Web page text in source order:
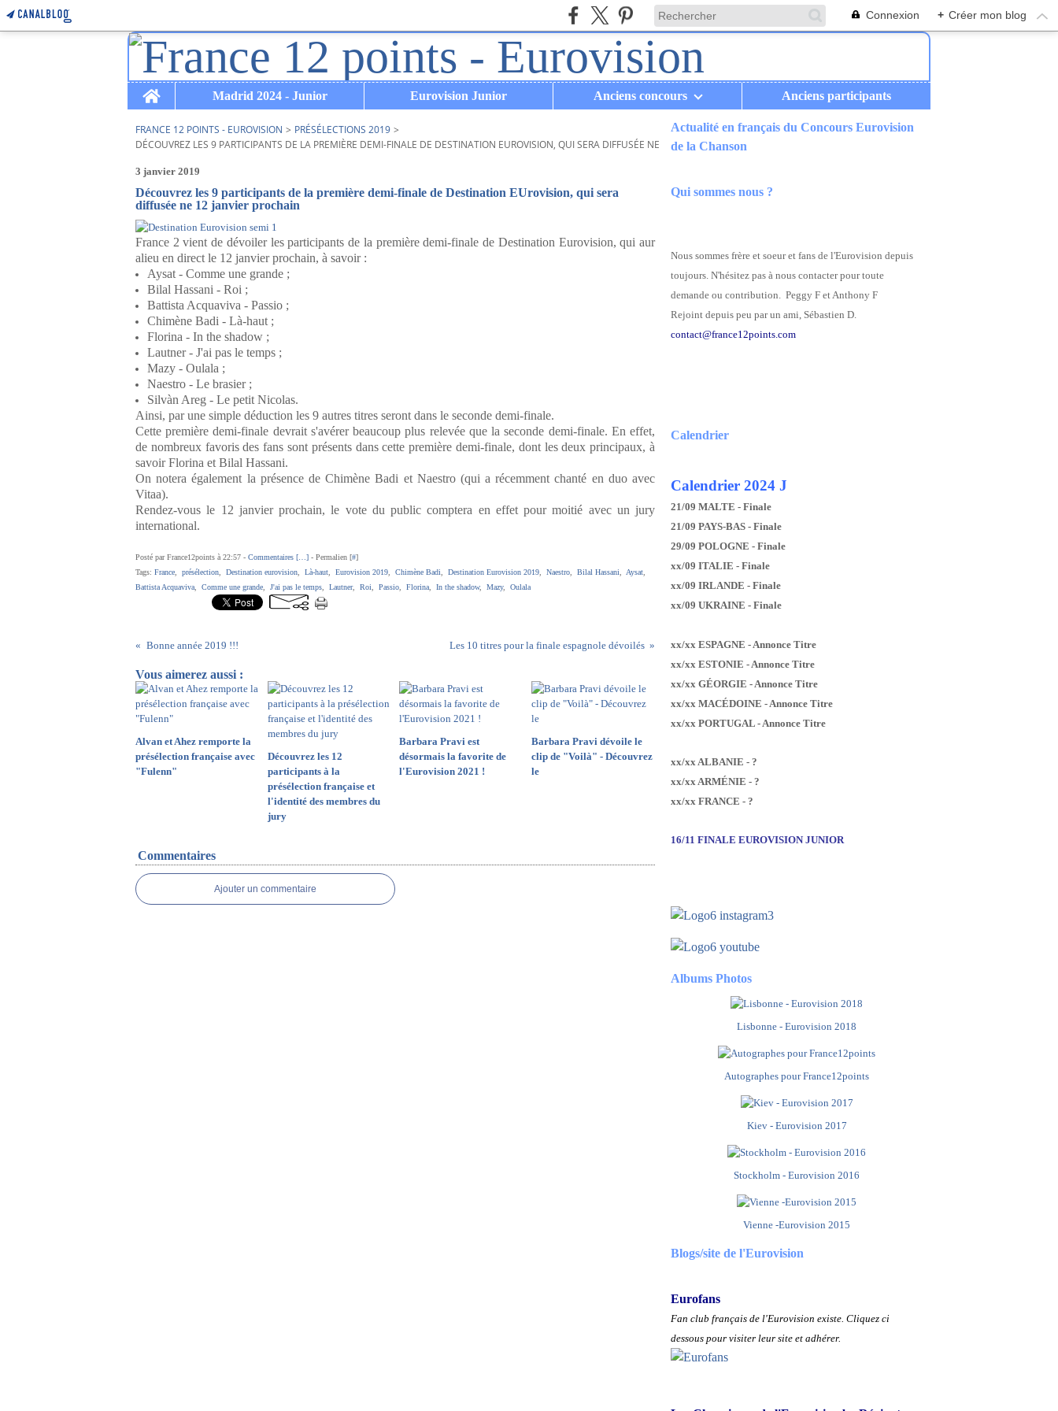
Connexion + Créer mon blog
Home
Madrid 2024 - Junior Eurovision Junior Anciens concours Anciens participants
FRANCE 12 POINTS - EUROVISION > PRÉSÉLECTIONS 2019 >
DÉCOUVREZ LES 9 PARTICIPANTS DE LA PREMIÈRE DEMI-FINALE DE DESTINATION EUROVISION, QUI SERA DIFFUSÉE NE 12 JANVIER PROCHAIN
3 janvier 2019
Découvrez les 9 participants de la première demi-finale de Destination EUrovision, qui sera
diffusée ne 12 janvier prochain
France 2 vient de dévoiler les participants de la première demi-finale de Destination Eurovision, qui aur
alieu en direct le 12 janvier prochain, à savoir :
Aysat - Comme une grande ;
Bilal Hassani - Roi ;
Battista Acquaviva - Passio ;
Chimène Badi - Là-haut ;
Florina - In the shadow ;
Lautner - J'ai pas le temps ;
Mazy - Oulala ;
Naestro - Le brasier ;
Silvàn Areg - Le petit Nicolas.
Ainsi, par une simple déduction les 9 autres titres seront dans le seconde demi-finale.
Cette première demi-finale devrait s'avérer beaucoup plus relevée que la seconde demi-finale. En effet,
de nombreux favoris des fans sont présents dans cette première demi-finale, dont les deux principaux, à
savoir Florina et Bilal Hassani.
On notera également la présence de Chimène Badi et Naestro (qui a récemment chanté en duo avec
Vitaa).
Rendez-vous le 12 janvier prochain, le vote du public comptera en effet pour moitié avec un jury
international.
Posté par France12points à 22:57 - Commentaires [ ] - Permalien [#]
Tags: France présélection Destination eurovision Là-haut Eurovision 2019 Chimène Badi Destination Eurovision 2019 Naestro Bilal Hassani Aysat
Battista Acquaviva
Comme une grande J'ai pas le temps Lautner, Roi Passio Florina In the shadow, Mazy, Oulala
Bonne année 2019 !!! Les 10 titres pour la finale espagnole dévoilés
Vous aimerez aussi :
Alvan et Ahez remporte la
présélection française avec
"Fulenn"
Découvrez les 12
participants à la
présélection française et
l'identité des membres du
jury
Barbara Pravi est
désormais la favorite de
l'Eurovision 2021 !
Barbara Pravi dévoile le
clip de "Voilà" - Découvrez
le
Commentaires
Ajouter un commentaire
Actualité en français du Concours Eurovision
de la Chanson
Qui sommes nous ?
Nous sommes frère et soeur et fans de l'Eurovision depuis
toujours. N'hésitez pas à nous contacter pour toute
demande ou contribution. Peggy F et Anthony F
Rejoint depuis peu par un ami, Sébastien D.
contact@france12points.com
Calendrier
Calendrier 2024 J
21/09 MALTE - Finale
21/09 PAYS-BAS - Finale
29/09 POLOGNE - Finale
xx/09 ITALIE - Finale
xx/09 IRLANDE - Finale
xx/09 UKRAINE - Finale
xx/xx ESPAGNE - Annonce Titre
xx/xx ESTONIE - Annonce Titre
xx/xx GÉORGIE - Annonce Titre
xx/xx MACÉDOINE - Annonce Titre
xx/xx PORTUGAL - Annonce Titre
xx/xx ALBANIE - ?
xx/xx ARMÉNIE - ?
xx/xx FRANCE - ?
16/11 FINALE EUROVISION JUNIOR
Albums Photos
Lisbonne - Eurovision 2018
Autographes pour France12points
Kiev - Eurovision 2017
Stockholm - Eurovision 2016
Vienne -Eurovision 2015
Blogs/site de l'Eurovision
Eurofans
Fan club français de l'Eurovision existe. Cliquez ci
dessous pour visiter leur site et adhérer.